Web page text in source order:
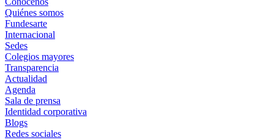
Quiénes somos
Fundesarte
Internacional
Sedes
Colegios mayores
Transparencia
Actualidad
Agenda
Sala de prensa
Identidad corporativa
Blogs
Redes sociales